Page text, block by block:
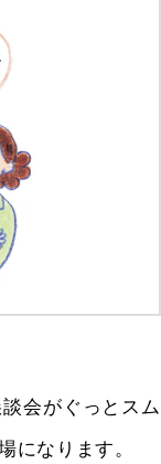
会がぐっとスム
になります。